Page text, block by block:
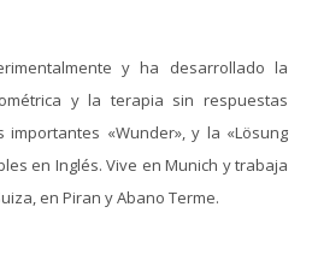
y ha desarrollado la
y la terapia sin respuestas
«Wunder», y la «Lösung
en Inglés. Vive en Munich y trabaja
en Piran y Abano Terme.